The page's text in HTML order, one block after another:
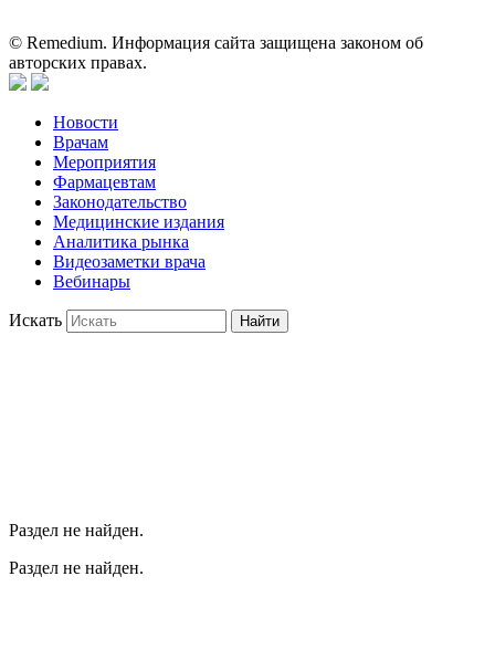
© Remedium. Информация сайта защищена законом об
авторских правах.
Новости
Врачам
Мероприятия
Фармацевтам
Законодательство
Медицинские издания
Аналитика рынка
Видеозаметки врача
Вебинары
Искать Найти
Раздел не найден.
Раздел не найден.